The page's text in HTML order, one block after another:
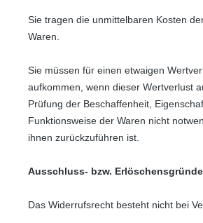
Sie tragen die unmittelbaren Kosten
Waren.
Sie müssen für einen etwaigen
aufkommen, wenn dieser Wertverlust
Prüfung der Beschaffenheit,
Funktionsweise der Waren nicht
ihnen zurückzuführen ist.
Ausschluss- bzw. Erlöschensgründe
Das Widerrufsrecht besteht nicht bei